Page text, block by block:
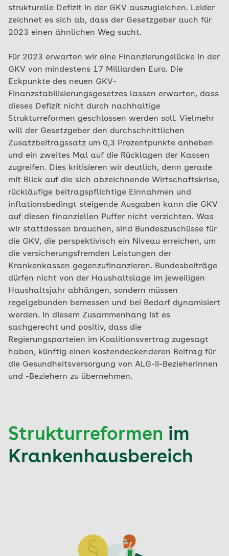
strukturelle Defizit in der GKV auszugleichen. Leider
zeichnet es sich ab, dass der Gesetzgeber auch für
2023 einen ähnlichen Weg sucht.
Für 2023 erwarten wir eine Finanzierungslücke in der
GKV von mindestens 17 Milliarden Euro. Die
Eckpunkte des neuen GKV-
Finanzstabilisierungsgesetzes lassen erwarten, dass
dieses Defizit nicht durch nachhaltige
Strukturreformen geschlossen werden soll. Vielmehr
will der Gesetzgeber den durchschnittlichen
Zusatzbeitragssatz um 0,3 Prozentpunkte anheben
und ein zweites Mal auf die Rücklagen der Kassen
zugreifen. Dies kritisieren wir deutlich, denn gerade
mit Blick auf die sich abzeichnende Wirtschaftskrise,
rückläufige beitragspflichtige Einnahmen und
inflationsbedingt steigende Ausgaben kann die GKV
auf diesen finanziellen Puffer nicht verzichten. Was
wir stattdessen brauchen, sind Bundeszuschüsse für
die GKV, die perspektivisch ein Niveau erreichen, um
die versicherungsfremden Leistungen der
Krankenkassen gegenzufinanzieren. Bundesbeiträge
dürfen nicht von der Haushaltslage im jeweiligen
Haushaltsjahr abhängen, sondern müssen
regelgebunden bemessen und bei Bedarf dynamisiert
werden. In diesem Zusammenhang ist es
sachgerecht und positiv, dass die
Regierungsparteien im Koalitionsvertrag zugesagt
haben, künftig einen kostendeckenderen Beitrag für
die Gesundheitsversorgung von ALG-II-Bezieherinnen
und -Beziehern zu übernehmen.
Strukturreformen im
Krankenhausbereich